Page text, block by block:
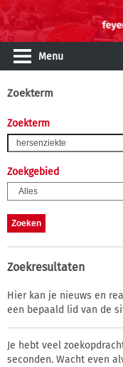
Menu
Zoekterm
Zoekterm
Zoekgebied
Zoekresultaten
Hier kan je nieuws en
een bepaald lid van de
Je hebt veel
seconden. Wacht even